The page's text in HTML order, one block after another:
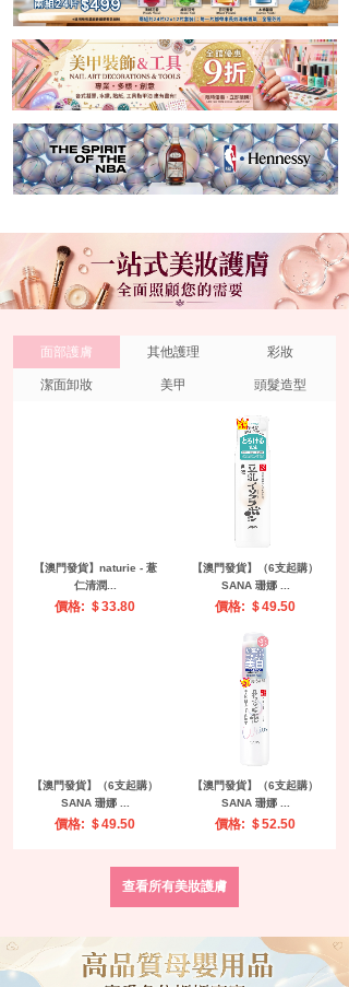
查看所有美妝護膚
面部護膚 其他護理 彩妝
潔面卸妝 美甲 頭髮造型
【澳門發貨】naturie - 薏
仁清潤...
價格: ＄33.80
【澳門發貨】（6支起購）
SANA 珊娜 ...
價格: ＄49.50
【澳門發貨】（6支起購）
SANA 珊娜 ...
價格: ＄49.50
【澳門發貨】（6支起購）
SANA 珊娜 ...
價格: ＄52.50